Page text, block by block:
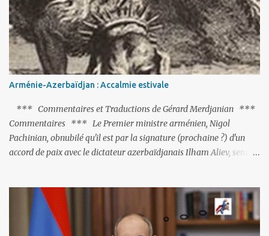
réalisation du putsch lui-même.
Arménie-Azerbaïdjan : Accalmie estivale
*** Commentaires et Traductions de Gérard Merdjanian ***
Commentaires *** Le Premier ministre arménien, Nigol
Pachinian, obnubilé qu'il est par la signature (prochaine ?) d'un
accord de paix avec le dictateur azerbaïdjanais Ilham Aliev, serait
C'est hélas fort peu probable ; l'Histoire ou la Littérature ne sont
pas ses points forts, pas plus d'ailleurs que les négociations avec le
tandem turco-azéri. Faisant fi de tout ce qui précède la chute de